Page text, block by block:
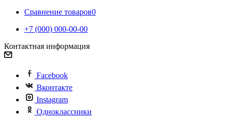
Сравнение товаров0
+7 (000) 000-00-00
Контактная информация
Facebook
Вконтакте
Instagram
Одноклассники